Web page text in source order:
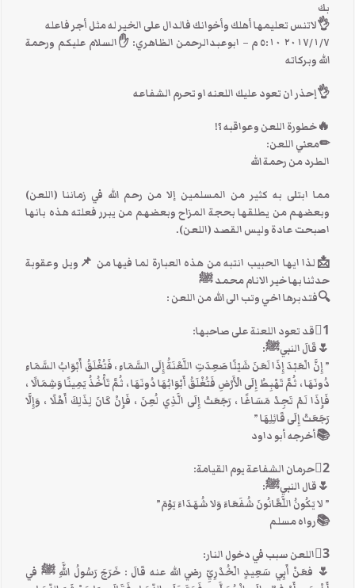
بك
👌لاتنس تعليمها أهلك وأخوانك فالدال على الخير له مثل أجر فاعله
٧‏/١‏/٢٠١٧ ٥:١٠ م – ابوعبدالرحمن الظاهري: ✋السلام عليكم ورحمة
الله وبركاته
👌إحذر ان تعود عليك اللعنه او تحرم الشفاعه
🔥خطورة اللعن وعواقبه ؟!
✏معني اللعن:
الطرد من رحمة الله
مما ابتلى به كثير من المسلمين إﻻ من رحم الله في زماننا (اللعن)
وبعضهم من يطلقها بحجة المزاح وبعضهم من يبرر فعلته هذه بانها
اصبحت عادة وليس القصد (اللعن).
📩لذا ايها الحبيب انتبه من هذه العبارة لما فيها من 📌ويل وعقوبة
حدثنا بها خير الانام محمد ﷺ
🔍فتدبرها اخي وتب الى الله من اللعن :
1⃣قد تعود اللعنة على صاحبها:
🌷قَالَ النبيﷺ:
” إِنَّ الْعَبْدَ إِذَا لَعَنَ شَيْئًا صَعِدَتِ اللَّعْنَةُ إِلَى السَّمَاءِ ، فَتُغْلَقُ أَبْوَابُ السَّمَاءِ
دُونَهَا ، ثُمَّ تَهْبِطُ إِلَى الْأَرْضِ فَتُغْلَقُ أَبْوَابُهَا دُونَهَا ، ثُمَّ تَأْخُذُ يَمِينًا وَشِمَالًا ،
فَإِذَا لَمْ تَجِدْ مَسَاغًا ، رَجَعَتْ إِلَى الَّذِي لُعِنَ ، فَإِنْ كَانَ لِذَلِكَ أَهْلًا ، وَإِلَّا
رَجَعَتْ إِلَى قَائِلِهَا ”
📚أخرجه أبو داود
2⃣حرمان الشفاعة يوم القيامة:
🌷قال النبيﷺ:
” لا يَكُونُ اللَّعَّانُونَ شُفَعَاءَ وَلا شُهَدَاءَ يَوْمَ”
📚رواه مسلم
3⃣اللعن سبب في دخول النار:
🌷 فعَنْ أَبِي سَعِيدٍ الْخُدْرِيِّ رضي الله عنه قَالَ : خَرَجَ رَسُولُ اللَّهِ ﷺ في